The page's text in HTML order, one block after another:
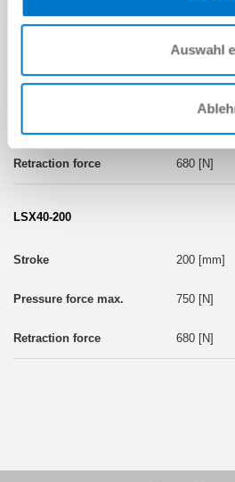
Auswahl
100 [mm]
680 [N]
LSX40-200
200 [mm]
750 [N]
680 [N]